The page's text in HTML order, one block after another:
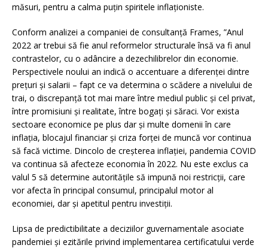
măsuri, pentru a calma puțin spiritele inflaționiste.
Conform analizei a companiei de consultanţă Frames, ”Anul
2022 ar trebui să fie anul reformelor structurale însă va fi anul
contrastelor, cu o adâncire a dezechilibrelor din economie.
Perspectivele noului an indică o accentuare a diferenţei dintre
preţuri şi salarii – fapt ce va determina o scădere a nivelului de
trai, o discrepanţă tot mai mare între mediul public şi cel privat,
între promisiuni şi realitate, între bogaţi şi săraci. Vor exista
sectoare economice pe plus dar şi multe domenii în care
inflaţia, blocajul financiar şi criza forţei de muncă vor continua
să facă victime. Dincolo de creşterea inflaţiei, pandemia COVID
va continua să afecteze economia în 2022. Nu este exclus ca
valul 5 să determine autorităţile să impună noi restricţii, care
vor afecta în principal consumul, principalul motor al
economiei, dar şi apetitul pentru investiţii.
Lipsa de predictibilitate a deciziilor guvernamentale asociate
pandemiei și ezitările privind implementarea certificatului verde